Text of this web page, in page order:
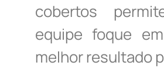
cobertos
equipe foque
melhor resultado